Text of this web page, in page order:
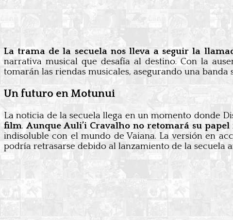
La trama de la secuela nos lleva a seguir la
narrativa musical que desafía al destino. Con la
tomarán las riendas musicales, asegurando una
Un futuro en Motunui
La noticia de la secuela llega en un momento donde
film.Aunque Auli’i Cravalho no retomará su
indisoluble con el mundo de Vaiana. La versión en
podría retrasarse debido al lanzamiento de la secuela